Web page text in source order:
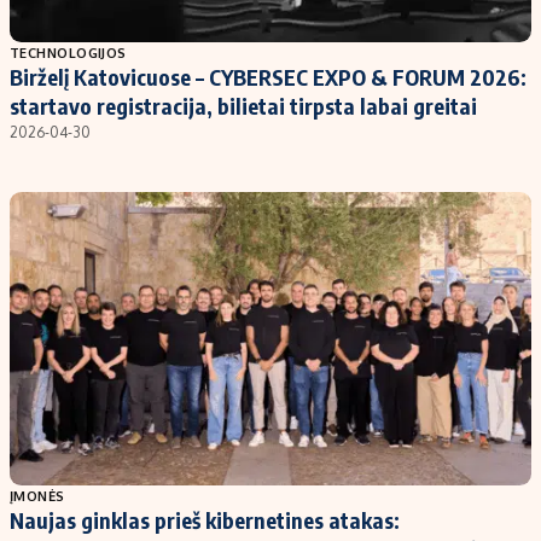
Populiarios temos
Investavimas
Akcijų rinka
Kriptovaliutos
Infliacija
Migracija
Titulinis
Nedarbo išmokos skaičiuoklė
Būsto finansai
Įdomios naujienos
Redakcija
Apie mus
Redakcijos politika
Privatumo politika
Turinio žymėjimo taisyklės
TECHNOLOGIJOS
Birželį Katovicuose – CYBERSEC EXPO & FORUM 2026:
startavo registracija, bilietai tirpsta labai greitai
2026-04-30
ĮMONĖS
Naujas ginklas prieš kibernetines atakas: